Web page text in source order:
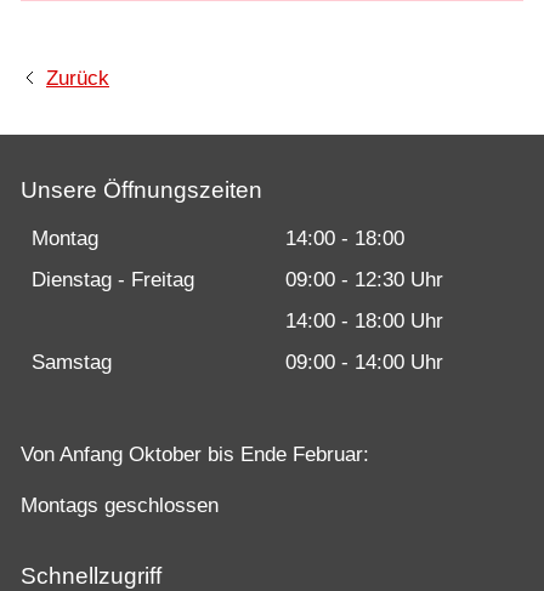
Zurück
Unsere Öffnungszeiten
Montag
14:00 - 18:00
Dienstag - Freitag
09:00 - 12:30 Uhr
14:00 - 18:00 Uhr
Samstag
09:00 - 14:00 Uhr
Von Anfang Oktober bis Ende Februar:
Montags geschlossen
Schnellzugriff